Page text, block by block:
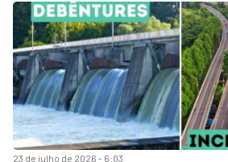
23 de julho de 2026 - 6:03